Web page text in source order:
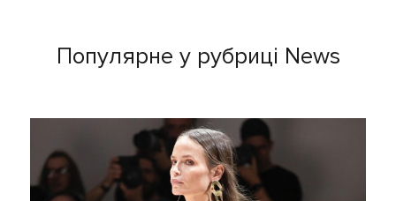
Популярне у рубриці News